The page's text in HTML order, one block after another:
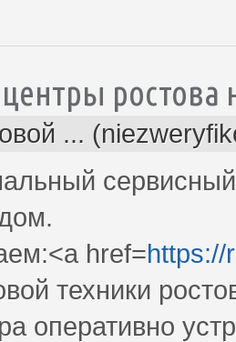
ростова
...
href=https://
техники
оперативно